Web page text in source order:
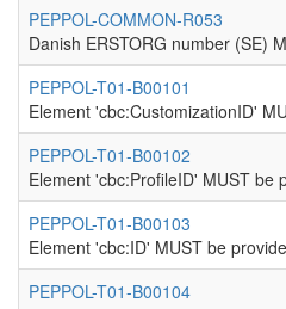
PEPPOL-COMMON-R053
Danish ERSTORG number (SE)
PEPPOL-T01-B00101
Element 'cbc:CustomizationID'
PEPPOL-T01-B00102
Element 'cbc:ProfileID' MUST be
PEPPOL-T01-B00103
Element 'cbc:ID' MUST be
PEPPOL-T01-B00104